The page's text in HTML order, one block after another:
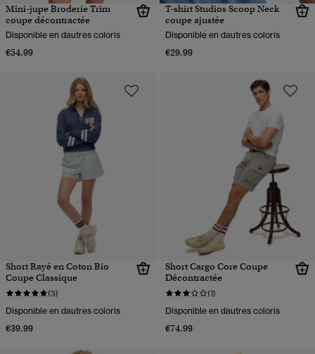
Mini-jupe Broderie Trim
coupe décontractée
Disponible en dautres coloris
€54.99
T-shirt Studios Scoop Neck
coupe ajustée
Disponible en dautres coloris
€29.99
Short Rayé en Coton Bio
Coupe Classique
(3)
Disponible en dautres coloris
€39.99
Short Cargo Core Coupe
Décontractée
(1)
Disponible en dautres coloris
€74.99